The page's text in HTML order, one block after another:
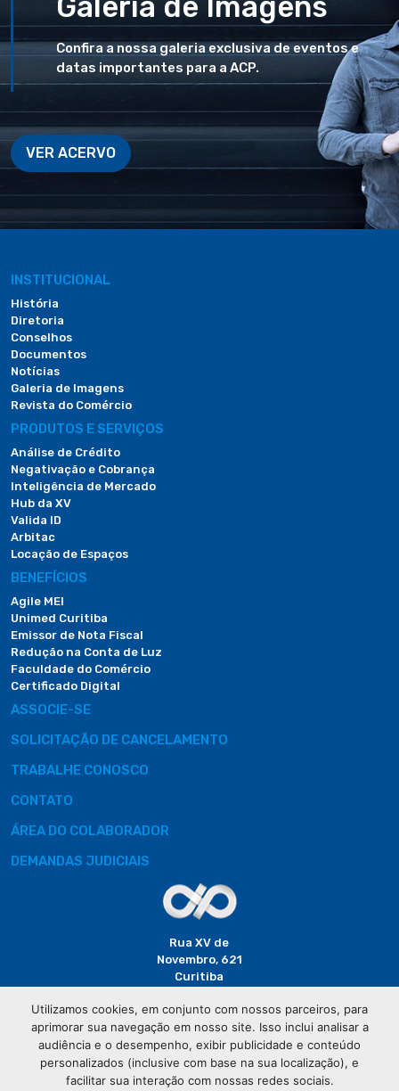
Confira a nossa galeria exclusiva de eventos e
datas importantes para a ACP.
VER ACERVO
INSTITUCIONAL
História
Diretoria
Conselhos
Documentos
Notícias
Galeria de Imagens
Revista do Comércio
PRODUTOS E SERVIÇOS
Análise de Crédito
Negativação e Cobrança
Inteligência de Mercado
Hub da XV
Valida ID
Arbitac
Locação de Espaços
BENEFÍCIOS
Agile MEI
Unimed Curitiba
Emissor de Nota Fiscal
Redução na Conta de Luz
Faculdade do Comércio
Certificado Digital
ASSOCIE-SE
SOLICITAÇÃO DE CANCELAMENTO
TRABALHE CONOSCO
CONTATO
ÁREA DO COLABORADOR
DEMANDAS JUDICIAIS
Rua XV de
Novembro, 621
Curitiba
(41) 3320-
2929
Utilizamos cookies, em conjunto com nossos parceiros, para
aprimorar sua navegação em nosso site. Isso inclui analisar a
audiência e o desempenho, exibir publicidade e conteúdo
personalizados (inclusive com base na sua localização), e
facilitar sua interação com nossas redes sociais.